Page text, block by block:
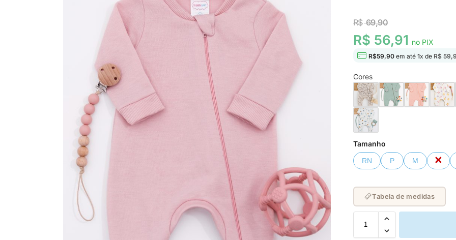
R$69,90
R$ 56,91 no PIX
R$59,90em até 1x de R$
Cores
Tamanho
RN P M G
Tabela de medidas